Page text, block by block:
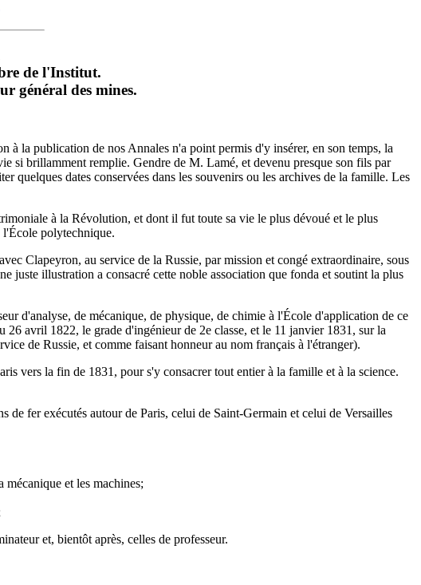
de l'Institut.
général des mines.
la publication de nos Annales n'a point permis d'y insérer, en son temps, la
si brillamment remplie. Gendre de M. Lamé, et devenu presque son fils par
quelques dates conservées dans les souvenirs ou les archives de la famille. Les
à la Révolution, et dont il fut toute sa vie le plus dévoué et le plus
l'École polytechnique.
Clapeyron, au service de la Russie, par mission et congé extraordinaire, sous
juste illustration a consacré cette noble association que fonda et soutint la plus
d'analyse, de mécanique, de physique, de chimie à l'École d'application de ce
avril 1822, le grade d'ingénieur de 2e classe, et le 11 janvier 1831, sur la
de Russie, et comme faisant honneur au nom français à l'étranger).
vers la fin de 1831, pour s'y consacrer tout entier à la famille et à la science.
fer exécutés autour de Paris, celui de Saint-Germain et celui de Versailles
et les machines;
et, bientôt après, celles de professeur.